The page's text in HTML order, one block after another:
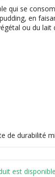
qui se
en
ou du lait
de durabilité
est disponible